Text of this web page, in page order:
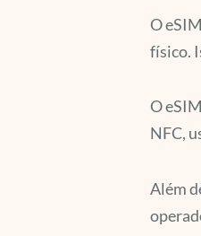
O
físico.
O
NFC,
Além